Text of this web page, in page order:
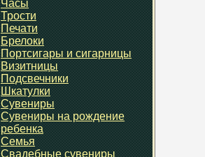
Часы
Трости
Печати
Брелоки
Портсигары и сигарницы
Визитницы
Подсвечники
Шкатулки
Сувениры
Сувениры на рождение
ребенка
Семья
Свадебные сувениры